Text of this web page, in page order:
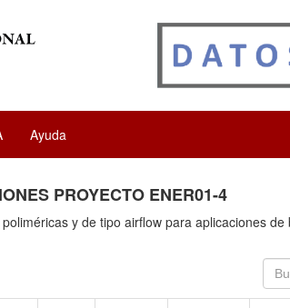
Ayuda
PROYECTO ENER01-4
y de tipo airflow para aplicaciones de